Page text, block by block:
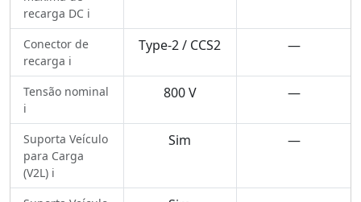
recarga DC ℹ️
Conector de
recarga ℹ️
Type-2 / CCS2 —
Tensão nominal
ℹ️
800 V —
Suporta Veículo
para Carga
(V2L) ℹ️
Sim —